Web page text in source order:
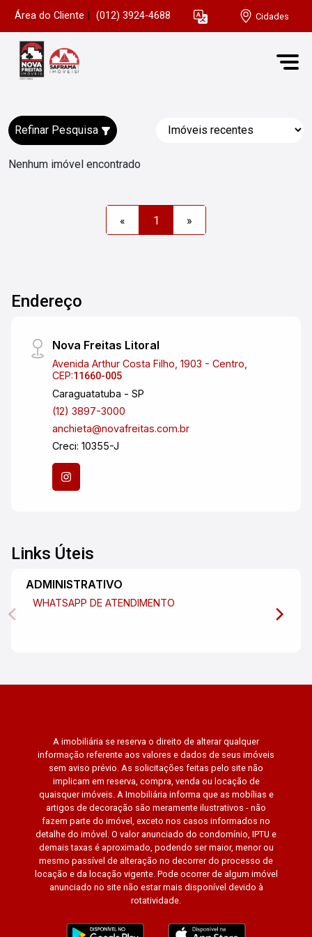
Área do Cliente (012) 3924-4688 Cidades
Refinar Pesquisa
Nenhum imóvel encontrado
« 1 »
Endereço
Nova Freitas Litoral
Avenida Arthur Costa Filho, 1903 - Centro,
CEP:11660-005
Caraguatatuba - SP
(12) 3897-3000
anchieta@novafreitas.com.br
Creci: 10355-J
Links Úteis
ADMINISTRATIVO
WHATSAPP DE ATENDIMENTO
A imobiliária se reserva o direito de alterar qualquer
informação referente aos valores e dados de seus imóveis
sem aviso prévio. As solicitações feitas pelo site não
implicam em reserva, compra, venda ou locação de
quaisquer imóveis. A Imobiliária informa que as mobílias e
artigos de decoração são meramente ilustrativos - não
fazem parte do imóvel, exceto nos casos informados no
detalhe do imóvel. O valor anunciado do condomínio, IPTU e
demais taxas é aproximado, podendo ser maior, menor ou
mesmo passível de alteração no decorrer do processo de
locação e da locação vigente. Pode ocorrer de algum imóvel
anunciado no site não estar mais disponível devido à
rotatividade.